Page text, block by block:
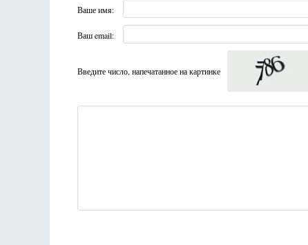
Ваше имя:
Ваш email:
Введите число, напечатанное на картинке